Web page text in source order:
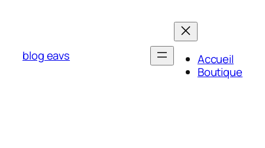
blog eavs
Accueil
Boutique